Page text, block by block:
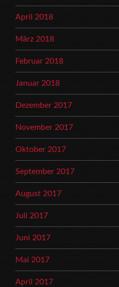
April 2018
März 2018
Februar 2018
Januar 2018
Dezember 2017
November 2017
Oktober 2017
September 2017
August 2017
Juli 2017
Juni 2017
Mai 2017
April 2017